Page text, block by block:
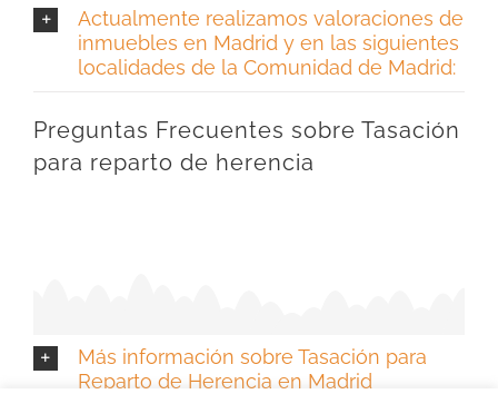
Actualmente realizamos valoraciones de
inmuebles en Madrid y en las siguientes
localidades de la Comunidad de Madrid:
Preguntas Frecuentes sobre Tasación
para reparto de herencia
Más información sobre Tasación para
Reparto de Herencia en Madrid